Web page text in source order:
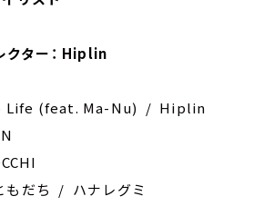
ター： Hiplin
Life (feat. Ma-Nu) / Hiplin
もだち / ハナレグミ